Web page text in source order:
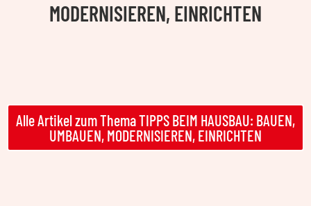
MODERNISIEREN, EINRICHTEN
Alle Artikel zum Thema TIPPS BEIM HAUSBAU: BAUEN,
UMBAUEN, MODERNISIEREN, EINRICHTEN